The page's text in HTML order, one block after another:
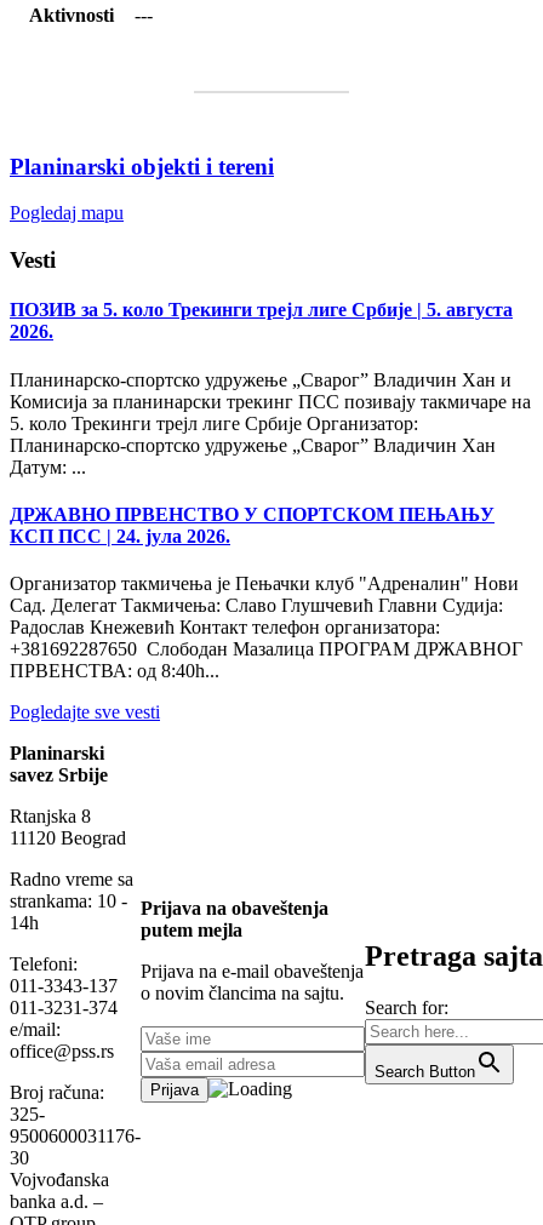
Aktivnosti
---
Planinarski objekti i tereni
Pogledaj mapu
Vesti
ПОЗИВ за 5. коло Трекинги трејл лиге Србије | 5. августа
2026.
Планинарско-спортско удружење „Сварог” Владичин Хан и
Комисија за планинарски трекинг ПСС позивају такмичаре на
5. коло Трекинги трејл лиге Србије Организатор:
Планинарско-спортско удружење „Сварог” Владичин Хан
Датум: ...
ДРЖАВНО ПРВЕНСТВО У СПОРТСКОМ ПЕЊАЊУ
КСП ПСС | 24. јула 2026.
Организатор такмичења је Пењачки клуб "Адреналин" Нови
Сад. Делегат Такмичења: Славо Глушчевић Главни Судија:
Радослав Кнежевић Контакт телефон организатора:
+381692287650 Слободан Мазалица ПРОГРАМ ДРЖАВНОГ
ПРВЕНСТВА: од 8:40h...
Pogledajte sve vesti
Planinarski
savez Srbije
Rtanjska 8
11120 Beograd
Radno vreme sa
strankama: 10 -
14h
Telefoni:
011-3343-137
011-3231-374
e/mail:
office@pss.rs
Broj računa:
325-
9500600031176-
30
Vojvođanska
banka a.d. –
Prijava na obaveštenja
putem mejla
Prijava na e-mail obaveštenja
o novim člancima na sajtu.
Pretraga sajta
Search for:
Search Button